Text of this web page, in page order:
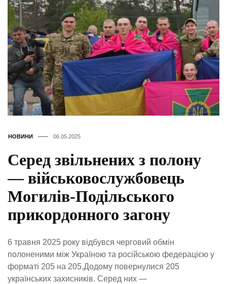
НОВИНИ 06.05.2025
Серед звільнених з полону
— військовослужбовець
Могилів-Подільського
прикордонного загону
6 травня 2025 року відбувся черговий обмін
полоненими між Україною та російською федерацією у
форматі 205 на 205.Додому повернулися 205
українських захисників. Серед них —